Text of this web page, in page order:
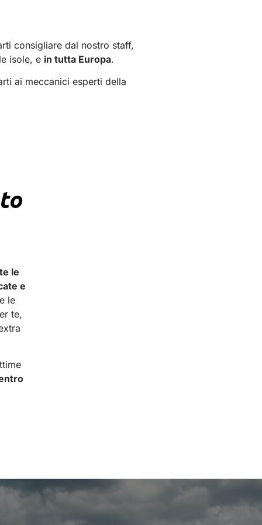
consigliare dal nostro staff,
isole, e in tutta Europa.
ai meccanici esperti della
le
e
le
te,